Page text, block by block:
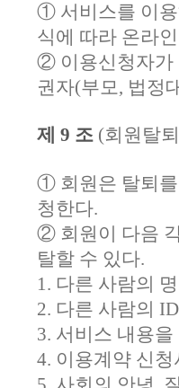
① 서비스를 이용
식에 따라 온라
② 이용신청자가
권자(부모, 법정
제 9 조 (회원탈
① 회원은 탈퇴를
청한다.
② 회원이 다음
탈할 수 있다.
1. 다른 사람의
2. 다른 사람의
3. 서비스 내용
4. 이용계약 신